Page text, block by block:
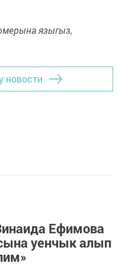
языгыз,
новости
Ефимова
уенчык алып